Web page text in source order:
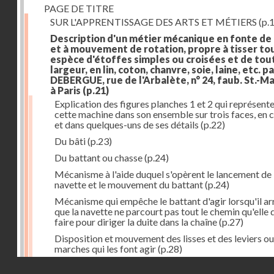
PAGE DE TITRE
SUR L'APPRENTISSAGE DES ARTS ET MÉTIERS
Description d'un métier mécanique en fonte
et à mouvement de rotation, propre à tisser
espèce d'étoffes simples ou croisées et de
largeur, en lin, coton, chanvre, soie, laine, etc.
DEBERGUE, rue de l'Arbalète, n° 24, faub. St.-
à Paris (p.21)
Explication des figures planches 1 et 2 qui
cette machine dans son ensemble sur trois faces, en
et dans quelques-uns de ses détails (p.22)
Du bâti(p.23)
Du battant ou chasse(p.24)
Mécanisme à l'aide duquel s'opèrent le lancement de
navette et le mouvement du battant(p.24)
Mécanisme qui empêche le battant d'agir lorsqu'il
que la navette ne parcourt pas tout le chemin qu'elle
faire pour diriger la duite dans la chaîne(p.27)
Disposition et mouvement des lisses et des leviers ou
marches qui les font agir(p.28)